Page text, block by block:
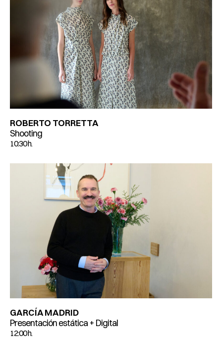
ROBERTO TORRETTA
Shooting
10:30 h.
GARCÍA MADRID
Presentación estática + Digital
12:00 h.